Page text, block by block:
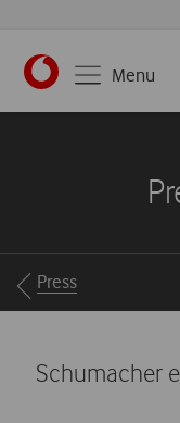
https://
Menu
Breadcrumbs
Press
Schumacher